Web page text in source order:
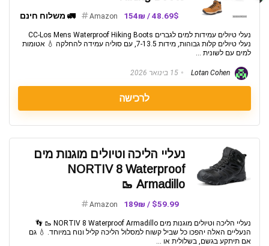
48.69$ / 154₪
Amazon 🚛 משלוח חינם
נעלי טיולים עמידות למים לגברים CC-Los Mens Waterproof Hiking Boots
נעלי טיולים קלות גבוהות, מידות 7-13.5, עם סוליה עמידה להחלקה 💧 אטומות
למים עם לשונית ...
15 בינואר 2026
לרכישה
נעליי הליכה וטיולים מוגנות מים
NORTIV 8 Waterproof
Armadillo 🥾
$59.99 / 189₪
Amazon
נעליי הליכה וטיולים מוגנות מים NORTIV 8 Waterproof Armadillo 🥾 👣
הנעליים האלה יהפכו כל שביל קשוח למסלול הליכה קליל ונוח במיוחד. 💧 גם
אם תיתקע בגשם, בשלולית או ...